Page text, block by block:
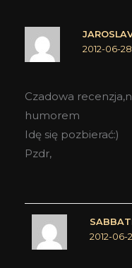
2012-06-
Czadowa
humorem
Idę się pozbierać:)
Pzdr,
2012-06-